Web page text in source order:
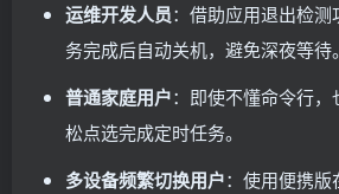
运维开发人员：借助应用退出检
务完成后自动关机，避免深夜等待。
普通家庭用户：即使不懂命令行
松点选完成定时任务。
多设备频繁切换用户：使用便携